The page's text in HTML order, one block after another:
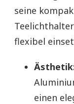
seine
flexibel
einen